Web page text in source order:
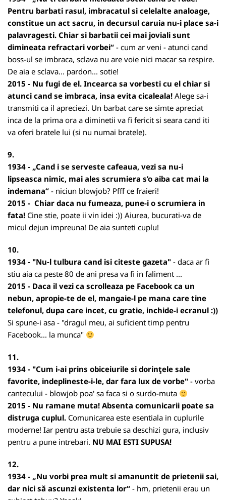
Pentru barbati rasul, imbracatul si celelalte analoage,
constitue un act sacru, in decursul caruia nu-i place sa-i
palavragesti. Chiar si barbatii cei mai joviali sunt
dimineata refractari vorbei“ - cum ar veni - atunci cand
boss-ul se imbraca, sclava nu are voie nici macar sa respire.
De aia e sclava... pardon... sotie!
2015 - Nu fugi de el. Incearca sa vorbesti cu el chiar si
atunci cand se imbraca, insa evita cicaleala! Alege sa-i
transmiti ca il apreciezi. Un barbat care se simte apreciat
inca de la prima ora a diminetii va fi fericit si seara cand iti
va oferi bratele lui (si nu numai bratele).
9.
1934 - „Cand i se serveste cafeaua, vezi sa nu-i
lipseasca nimic, mai ales scrumiera s’o aiba cat mai la
indemana“ - niciun blowjob? Pfff ce fraieri!
2015 - Chiar daca nu fumeaza, pune-i o scrumiera in
fata! Cine stie, poate ii vin idei :)) Aiurea, bucurati-va de
micul dejun impreuna! De aia sunteti cuplu!
10.
1934 - "Nu-l tulbura cand isi citeste gazeta" - daca ar fi
stiu aia ca peste 80 de ani presa va fi in faliment ...
2015 - Daca il vezi ca scrolleaza pe Facebook ca un
nebun, apropie-te de el, mangaie-l pe mana care tine
telefonul, dupa care incet, cu gratie, inchide-i ecranul :))
Si spune-i asa - "dragul meu, ai suficient timp pentru
Facebook... la munca"
11.
1934 - "Cum i-ai prins obiceiurile si dorinţele sale
favorite, indeplineste-i-le, dar fara lux de vorbe" - vorba
cantecului - blowjob poa' sa faca si o surdo-muta
2015 - Nu ramane muta! Absenta comunicarii poate sa
distruga cuplul. Comunicarea este esentiala in cuplurile
moderne! Iar pentru asta trebuie sa deschizi gura, inclusiv
pentru a pune intrebari. NU MAI ESTI SUPUSA!
12.
1934 - „Nu vorbi prea mult si amanuntit de prietenii sai,
dar nici să ascunzi existenta lor“ - hm, prietenii erau un